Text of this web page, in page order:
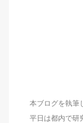
本ブログを執筆
平日は都内で研